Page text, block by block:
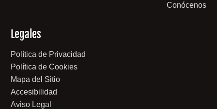
Conócenos
Legales
Política de Privacidad
Política de Cookies
Mapa del Sitio
Accesibilidad
Aviso Legal